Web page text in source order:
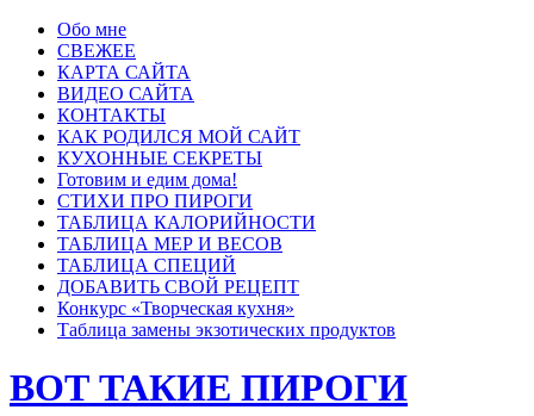
Обо мне
СВЕЖЕЕ
КАРТА САЙТА
ВИДЕО САЙТА
КОНТАКТЫ
КАК РОДИЛСЯ МОЙ САЙТ
КУХОННЫЕ СЕКРЕТЫ
Готовим и едим дома!
СТИХИ ПРО ПИРОГИ
ТАБЛИЦА КАЛОРИЙНОСТИ
ТАБЛИЦА МЕР И ВЕСОВ
ТАБЛИЦА СПЕЦИЙ
ДОБАВИТЬ СВОЙ РЕЦЕПТ
Конкурс «Творческая кухня»
Таблица замены экзотических продуктов
ВОТ ТАКИЕ ПИРОГИ